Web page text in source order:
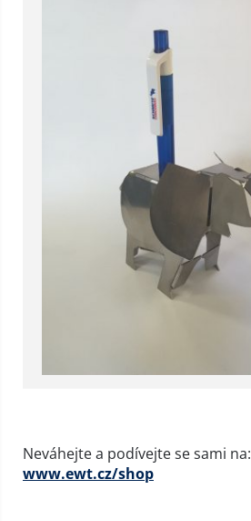
Neváhejte a podívejte se sami na:
www.ewt.cz/shop